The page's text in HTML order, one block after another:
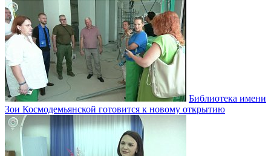
Библиотека имени
Зои Космодемьянской готовится к новому открытию